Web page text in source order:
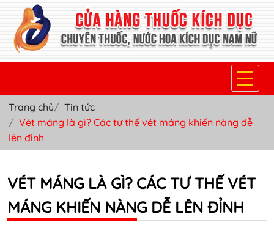
TRANG CHỦ
THUỐC KÍCH DỤC NỮ
THUỐC VIÊN KÍCH DỤC NAM
SẢN PHẨM KHÁC
Trang chủ
Tin tức
Vét máng là gì? Các tư thế vét máng khiến nàng dễ
lên đỉnh
VÉT MÁNG LÀ GÌ? CÁC TƯ THẾ VÉT
MÁNG KHIẾN NÀNG DỄ LÊN ĐỈNH